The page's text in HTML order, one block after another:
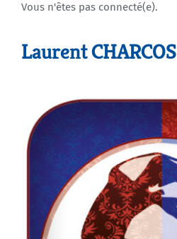
Agenda
Vous n'êtes pas connecté(e).
Laurent CHARCOS